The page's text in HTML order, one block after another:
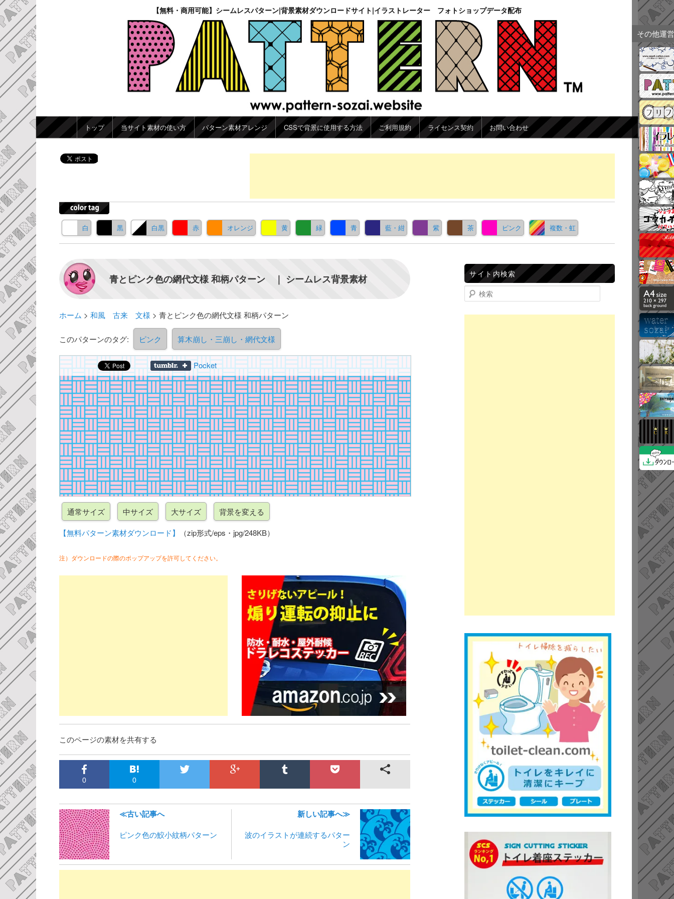
【無料・商用可能】シームレスパターン|背景素材ダウンロードサイト|イラストレーター フォトショップデータ配布
メインメニュー
メインコンテンツへ移動
サブコンテンツへ移動
トップ 当サイト素材の使い方 パターン素材アレンジ CSSで背景に使用する方法 ご利用規約 ライセンス契約 お問い合わせ
白 黒 白黒 赤 オレンジ 黄 緑 青 藍・紺 紫 茶 ピンク 複数・虹
青とピンク色の網代文様 和柄パターン ｜ シームレス背景素材
ホーム > 和風 古来 文様 > 青とピンク色の網代文様 和柄パターン
このパターンのタグ: ピンク 算木崩し・三崩し・網代文様
Pocket
【無料パターン素材ダウンロード】 （zip形式/eps・jpg/248KB）
注）ダウンロードの際のポップアップを許可してください。
このページの素材を共有する
0 0
≪古い記事へ
ピンク色の鮫小紋柄パターン
新しい記事へ≫
波のイラストが連続するパター
ン
サイト内検索
検索
その他運